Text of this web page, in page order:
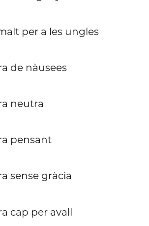
per a les ungles
de nàusees
neutra
pensant
sense gràcia
cap per avall